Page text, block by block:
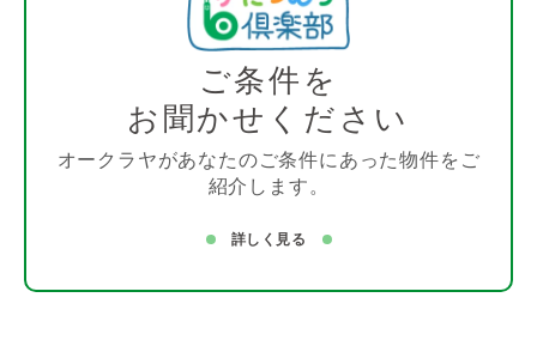
ご条件を
お聞かせください
オークラヤがあなたのご条件にあった物件をご
紹介します。
詳しく見る